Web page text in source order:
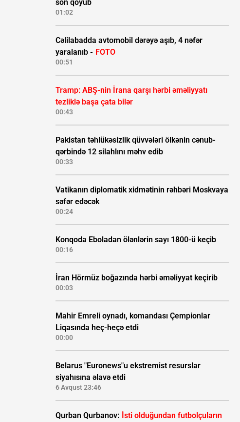
son qoyub
01:02
Cəlilabadda avtomobil dərəyə aşıb, 4 nəfər
yaralanıb - FOTO
00:51
Tramp: ABŞ-nin İrana qarşı hərbi əməliyyatı
tezliklə başa çata bilər
00:43
Pakistan təhlükəsizlik qüvvələri ölkənin cənub-
qərbində 12 silahlını məhv edib
00:33
Vatikanın diplomatik xidmətinin rəhbəri Moskvaya
səfər edəcək
00:24
Konqoda Eboladan ölənlərin sayı 1800-ü keçib
00:16
İran Hörmüz boğazında hərbi əməliyyat keçirib
00:03
Mahir Emreli oynadı, komandası Çempionlar
Liqasında heç-heçə etdi
00:00
Belarus "Euronews"u ekstremist resurslar
siyahısına əlavə etdi
6 Avqust 23:46
Qurban Qurbanov: İsti olduğundan futbolçuların